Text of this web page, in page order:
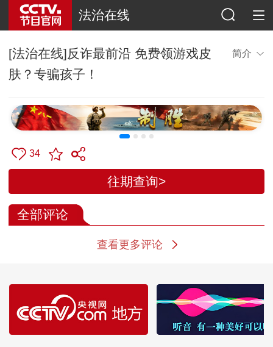
法治在线
[法治在线]反诈最前沿 免费领游戏皮
肤？专骗孩子！
简介
34
往期查询>
全部评论
查看更多评论